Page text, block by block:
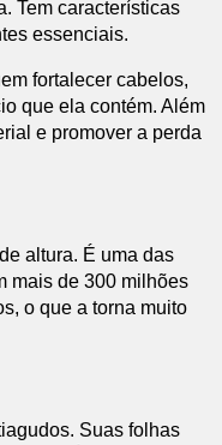
Tem características
essenciais.
fortalecer cabelos,
que ela contém. Além
e promover a perda
altura. É uma das
mais de 300 milhões
o que a torna muito
Suas folhas